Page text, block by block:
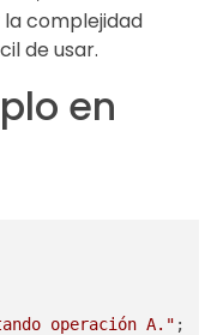
la complejidad
de usar.
en
operación A." ;